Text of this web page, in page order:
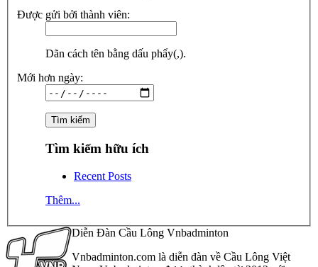
Được gửi bởi thành viên:
Dãn cách tên bằng dấu phẩy(,).
Mới hơn ngày:
Tìm kiếm hữu ích
Recent Posts
Thêm...
Diễn Đàn Cầu Lông Vnbadminton
Vnbadminton.com là diễn đàn về Cầu Lông Việt